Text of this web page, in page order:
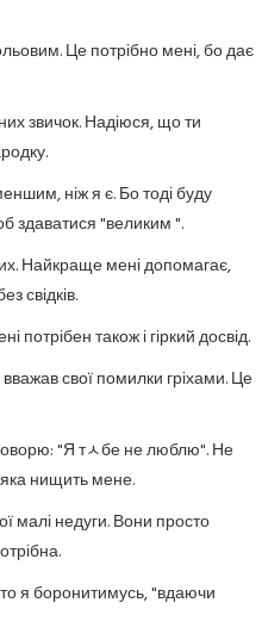
Це потрібно мені, бо дає
звичок. Надіюся, що ти
ніж я є. Бо тоді буду
здаватися "великим ".
Найкраще мені допомагає,
свідків.
потрібен також і гіркий досвід.
свої помилки гріхами. Це
"Я тﾵбе не люблю". Не
нищить мене.
недуги. Вони просто
я боронитимусь, "вдаючи